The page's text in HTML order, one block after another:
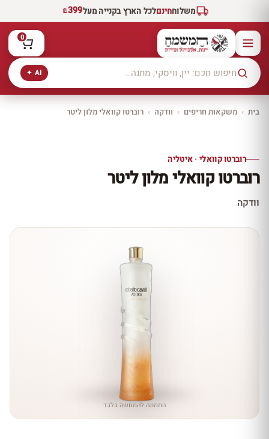
משלוחחינםלכל הארץ בקנייה מעל₪399
AI ✦
0
בית › משקאות חריפים › וודקה › רוברטו קוואלי מלון ליטר
10% הנחה
עכשיו ב-10% הנחה
רוברטו קוואלי · איטליה
רוברטו קוואלי מלון ליטר
וודקה
התמונה להמחשה בלבד